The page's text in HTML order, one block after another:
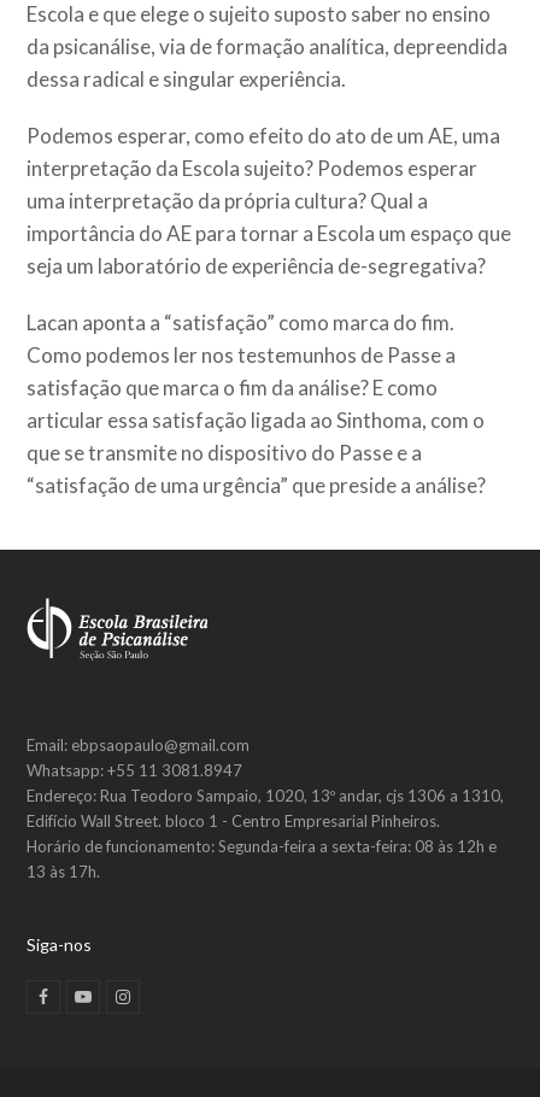
Escola e que elege o sujeito suposto saber no ensino
da psicanálise, via de formação analítica, depreendida
dessa radical e singular experiência.
Podemos esperar, como efeito do ato de um AE, uma
interpretação da Escola sujeito? Podemos esperar
uma interpretação da própria cultura? Qual a
importância do AE para tornar a Escola um espaço que
seja um laboratório de experiência de-segregativa?
Lacan aponta a “satisfação” como marca do fim.
Como podemos ler nos testemunhos de Passe a
satisfação que marca o fim da análise? E como
articular essa satisfação ligada ao Sinthoma, com o
que se transmite no dispositivo do Passe e a
“satisfação de uma urgência” que preside a análise?
Email: ebpsaopaulo@gmail.com
Whatsapp: +55 11 3081.8947
Endereço: Rua Teodoro Sampaio, 1020, 13º andar, cjs 1306 a 1310,
Edifício Wall Street. bloco 1 - Centro Empresarial Pinheiros.
Horário de funcionamento: Segunda-feira a sexta-feira: 08 às 12h e
13 às 17h.
Siga-nos
F
Y
I